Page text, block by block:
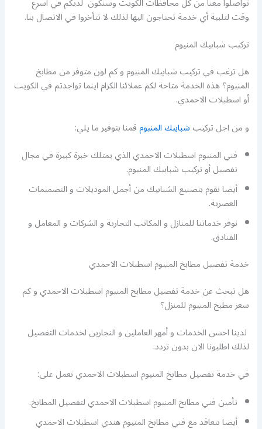
وقت لتلبية أي خدمة تحتاجون اليها لذلك لا تتأخروا في الاتصال بنا.
تركيب شبابيك المنيوم
هل ترغب في تركيب شبابيك المنيوم و كم لون متوفر من مطابخ
المنيوم؟ هذه الخدمة متاحة لكم عملائنا الكرام اينما تواجدتم في الكويت
أو اسطبلات الاحمدي.
و من اجل تركيبشبابيك المنيومقمنا بتوفير ما يلي:
فني المنيوم اسطبلات الاحمدي الذي يمتلك خبرة كبيرة في مجال
تفصيل أو تركيب شبابيك المنيوم.
أيضا نقوم بتصنيع الشبابيك من أجمل الموديلات و التصميمات
العصرية.
نوفر خدماتنا للمنازل و المكاتب التجارية و الشركات و المعامل و
الفنادق.
خدمة تفصيل مطابخ المنيوم اسطبلات الاحمدي
هل تبحث عن خدمة تفصيل مطابخ المنيوم اسطبلات الاحمدي و كم
سعر مطبخ المنيوم للمنزل؟
لدينا احسن الخدمات و أمهر العاملين و النجارين لخدمات التفصيل
لذلك اطلبونا الان بدون تردد.
في خدمة تفصيل مطابخ المنيوم اسطبلات الاحمدي نعمل على:
تأمين فني مطابخ المنيوم اسطبلات الاحمدي لتفصيل المطابخ.
أيضا نتعاقد مع فني مطابخ المنيوم هندي اسطبلات الاحمدي